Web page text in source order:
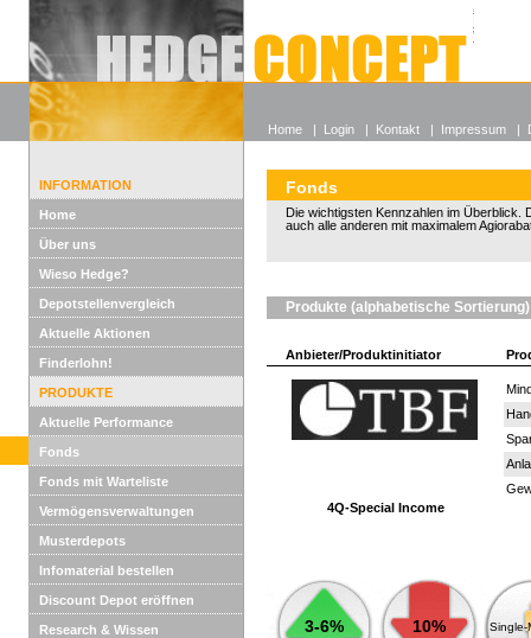
Alle
Wieso
INFORMATION
Home
Über uns
Wieso Hedge?
Depotstellenvergleich
Aktuelle Aktionen
Finderlohn!
PRODUKTE
Aktuelle Performance
Fonds
Fonds mit Warteliste
Vermögensverwaltungen
Musterdepots
Infomaterial bestellen
Discount Depot eröffnen
Research & Wissen
Fonds
Die wichtigsten Kennzahlen im Überblick.
auch alle anderen mit maximalem
Produkte (alphabetische Sortierung)
Anbieter/Produktinitiator
4Q-Special Income
3-6% 10% Single-
Home | Login | Kontakt | Impressum |